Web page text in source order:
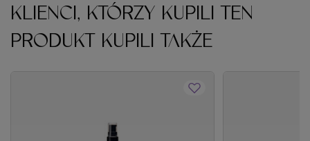
KLIENCI, KTÓRZY KUPILI TEN
PRODUKT KUPILI TAKŻE